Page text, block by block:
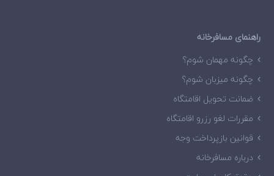
راهنمای مسافرخانه
چگونه مهمان شوم؟
چگونه میزبان شوم؟
ضمانت تحویل اقامتگاه
مقررات لغو رزرو اقامتگاه
قوانین بازپرداخت وجه
درباره مسافرخانه